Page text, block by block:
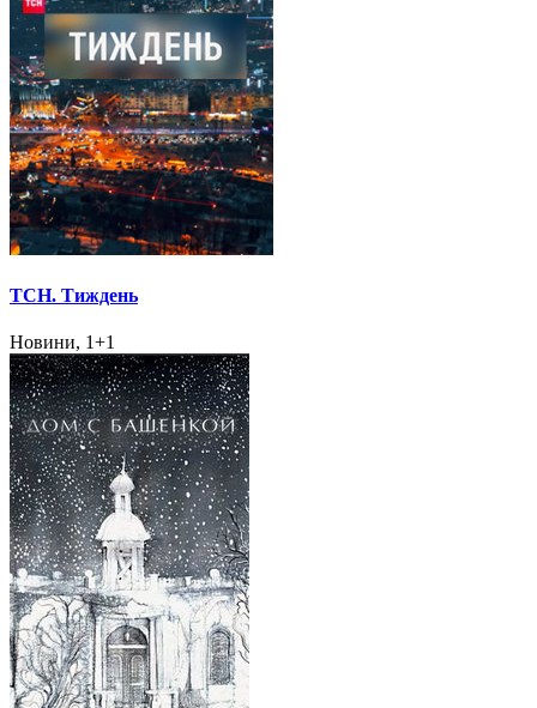
ТСН. Тиждень
Новини, 1+1